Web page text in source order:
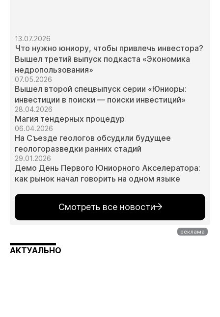
13.07.2026
Что нужно юниору, чтобы привлечь инвестора?
Вышел третий выпуск подкаста «Экономика
недропользования»
07.05.2026
Вышел второй спецвыпуск серии «Юниоры:
инвестиции в поиски — поиски инвестиций»
28.04.2026
Магия тендерных процедур
06.04.2026
На Съезде геологов обсудили будущее
геологоразведки ранних стадий
29.01.2026
Демо День Первого Юниорного Акселератора:
как рынок начал говорить на одном языке
Смотреть все новости
АКТУАЛЬНО